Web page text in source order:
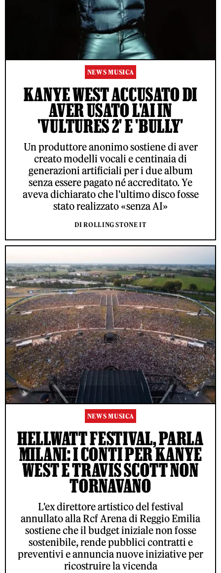
NEWS MUSICA
KANYE WEST ACCUSATO DI
AVER USATO L'AI IN
'VULTURES 2' E 'BULLY'
Un produttore anonimo sostiene di aver
creato modelli vocali e centinaia di
generazioni artificiali per i due album
senza essere pagato né accreditato. Ye
aveva dichiarato che l'ultimo disco fosse
stato realizzato «senza AI»
DI ROLLING STONE IT
NEWS MUSICA
HELLWATT FESTIVAL, PARLA
MILANI: I CONTI PER KANYE
WEST E TRAVIS SCOTT NON
TORNAVANO
L'ex direttore artistico del festival
annullato alla Rcf Arena di Reggio Emilia
sostiene che il budget iniziale non fosse
sostenibile, rende pubblici contratti e
preventivi e annuncia nuove iniziative per
ricostruire la vicenda